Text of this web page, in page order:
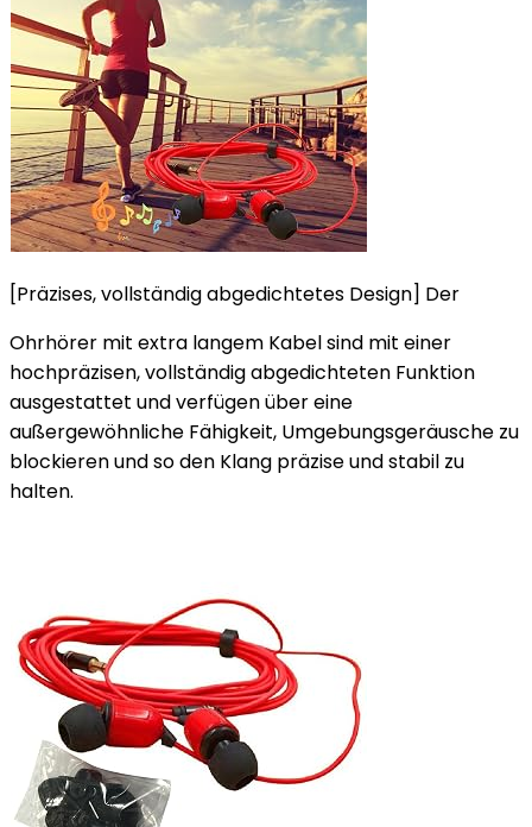
[Präzises, vollständig abgedichtetes Design] Der
Ohrhörer mit extra langem Kabel sind mit einer
hochpräzisen, vollständig abgedichteten Funktion
ausgestattet und verfügen über eine
außergewöhnliche Fähigkeit, Umgebungsgeräusche zu
blockieren und so den Klang präzise und stabil zu
halten.